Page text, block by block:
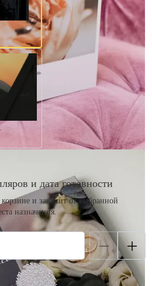
и дата готовности
и зависит от выбранной
назначения.